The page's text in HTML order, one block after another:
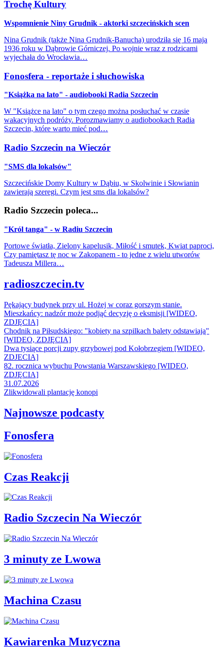
Trochę Kultury
Wspomnienie Niny Grudnik - aktorki szczecińskich scen
Nina Grudnik (także Nina Grudnik-Banucha) urodziła się 16 maja
1936 roku w Dąbrowie Górniczej. Po wojnie wraz z rodzicami
wyjechała do Wrocławia…
Fonosfera - reportaże i słuchowiska
"Książka na lato" - audiobooki Radia Szczecin
W "Książce na lato" o tym czego można posłuchać w czasie
wakacyjnych podróży. Porozmawiamy o audiobookach Radia
Szczecin, które warto mieć pod…
Radio Szczecin na Wieczór
"SMS dla lokalsów"
Szczecińskie Domy Kultury w Dąbiu, w Skolwinie i Słowianin
zawierają szeregi. Czym jest sms dla lokalsów?
Radio Szczecin poleca...
"Król tanga" - w Radiu Szczecin
Portowe światła, Zielony kapelusik, Miłość i smutek, Kwiat paproci,
Czy pamiętasz tę noc w Zakopanem - to jedne z wielu utworów
Tadeusza Millera…
radioszczecin.tv
Pękający budynek przy ul. Hożej w coraz gorszym stanie.
Mieszkańcy: nadzór może podjąć decyzję o eksmisji [WIDEO,
ZDJĘCIA]
Chodnik na Piłsudskiego: "kobiety na szpilkach balety odstawiają"
[WIDEO, ZDJĘCIA]
Dwa tysiące porcji zupy grzybowej pod Kołobrzegiem [WIDEO,
ZDJECIA]
82. rocznica wybuchu Powstania Warszawskiego [WIDEO,
ZDJĘCIA]
31.07.2026
Zlikwidowali plantację konopi
Najnowsze podcasty
Fonosfera
Czas Reakcji
Radio Szczecin Na Wieczór
3 minuty ze Lwowa
Machina Czasu
Kawiarenka Muzyczna